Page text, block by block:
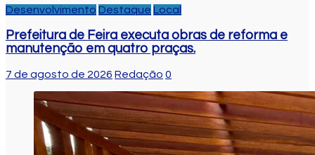
Desenvolvimento Destaque Local
Prefeitura de Feira executa obras de reforma e
manutenção em quatro praças.
7 de agosto de 2026 Redação 0